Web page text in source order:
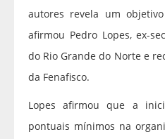
autores revela um
afirmou Pedro Lopes, ex-
do Rio Grande do Norte e
da Fenafisco.
Lopes afirmou que a
pontuais mínimos na